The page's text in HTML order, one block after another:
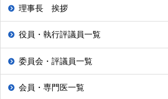
理事長 挨拶
役員・執行評議員一覧
委員会・評議員一覧
会員・専門医一覧